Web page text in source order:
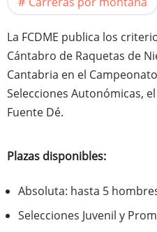
La FCDME publica los
Cántabro de Raquetas de
Cantabria en el
Selecciones Autonómicas,
Fuente Dé.
Plazas disponibles:
Absoluta: hasta 5
Selecciones Juvenil y